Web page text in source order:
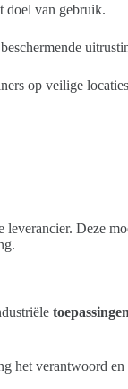
doel van gebruik.
op veilige
Deze
toepassingen
verantwoord